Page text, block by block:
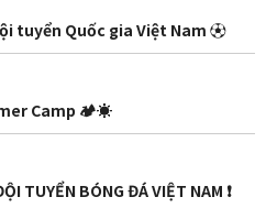
tuyển Quốc gia Việt Nam ⚽
Camp 🏕️☀️
TUYỂN BÓNG ĐÁ VIỆT NAM ❗